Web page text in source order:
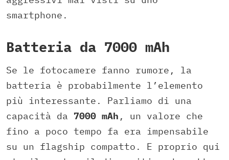
smartphone.
Batteria da 7000 mAh
Se le fotocamere fanno rumore, la
batteria è probabilmente l’elemento
più interessante. Parliamo di una
capacità da 7000 mAh , un valore che
fino a poco tempo fa era impensabile
su un flagship compatto. E proprio qui